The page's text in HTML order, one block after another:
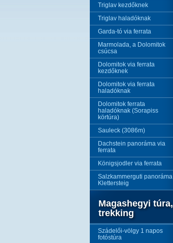
Triglav kezdőknek
Triglav haladóknak
Garda-tó via ferrata
Marmolada, a Dolomitok
csúcsa
Dolomitok via ferrata
kezdőknek
Dolomitok via ferrata
haladóknak
Dolomitok ferrata
haladóknak (Sorapiss
körtúra)
Sauleck (3086m)
Dachstein panoráma via
ferrata
Königsjodler via ferrata
Salzkammerguti panoráma
Klettersteig
Magashegyi túra,
trekking
Szádelői-völgy 1 napos
fotóstúra